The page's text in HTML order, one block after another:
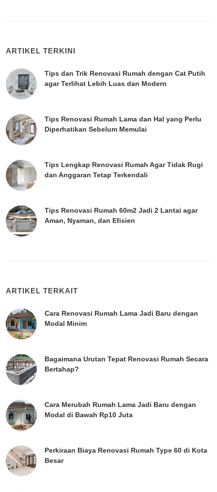
ARTIKEL TERKINI
Tips dan Trik Renovasi Rumah dengan Cat Putih
agar Terlihat Lebih Luas dan Modern
Tips Renovasi Rumah Lama dan Hal yang Perlu
Diperhatikan Sebelum Memulai
Tips Lengkap Renovasi Rumah Agar Tidak Rugi
dan Anggaran Tetap Terkendali
Tips Renovasi Rumah 60m2 Jadi 2 Lantai agar
Aman, Nyaman, dan Efisien
ARTIKEL TERKAIT
Cara Renovasi Rumah Lama Jadi Baru dengan
Modal Minim
Bagaimana Urutan Tepat Renovasi Rumah Secara
Bertahap?
Cara Merubah Rumah Lama Jadi Baru dengan
Modal di Bawah Rp10 Juta
Perkiraan Biaya Renovasi Rumah Type 60 di Kota
Besar